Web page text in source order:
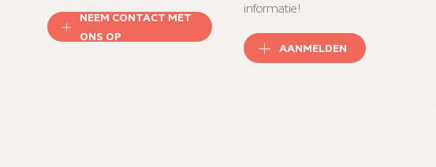
NEEM CONTACT MET
ONS OP
informatie!
AANMELDEN